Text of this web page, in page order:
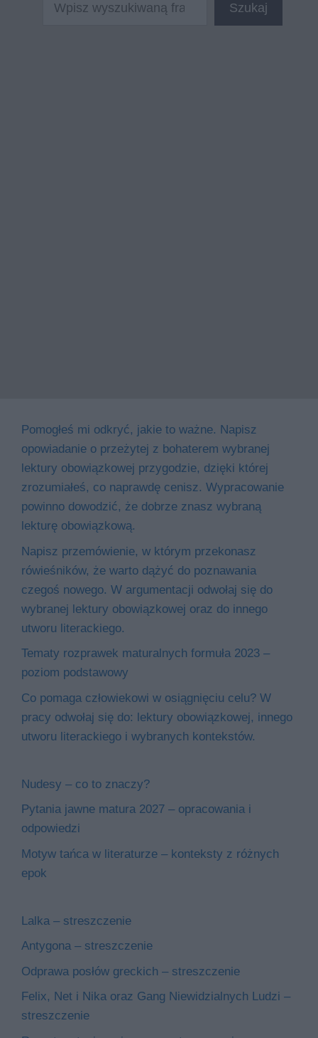
Szukaj
Pomogłeś mi odkryć, jakie to ważne. Napisz
opowiadanie o przeżytej z bohaterem wybranej
lektury obowiązkowej przygodzie, dzięki której
zrozumiałeś, co naprawdę cenisz. Wypracowanie
powinno dowodzić, że dobrze znasz wybraną
lekturę obowiązkową.
Napisz przemówienie, w którym przekonasz
rówieśników, że warto dążyć do poznawania
czegoś nowego. W argumentacji odwołaj się do
wybranej lektury obowiązkowej oraz do innego
utworu literackiego.
Tematy rozprawek maturalnych formuła 2023 –
poziom podstawowy
Co pomaga człowiekowi w osiągnięciu celu? W
pracy odwołaj się do: lektury obowiązkowej, innego
utworu literackiego i wybranych kontekstów.
Nudesy – co to znaczy?
Pytania jawne matura 2027 – opracowania i
odpowiedzi
Motyw tańca w literaturze – konteksty z różnych
epok
Lalka – streszczenie
Antygona – streszczenie
Odprawa posłów greckich – streszczenie
Felix, Net i Nika oraz Gang Niewidzialnych Ludzi –
streszczenie